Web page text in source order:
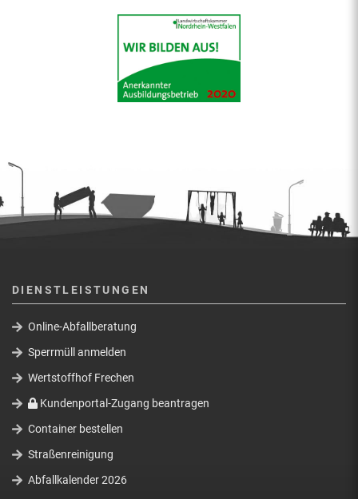
DIENSTLEISTUNGEN
Online-Abfallberatung
Sperrmüll anmelden
Wertstoffhof Frechen
Kundenportal-Zugang beantragen
Container bestellen
Straßenreinigung
Abfallkalender 2026